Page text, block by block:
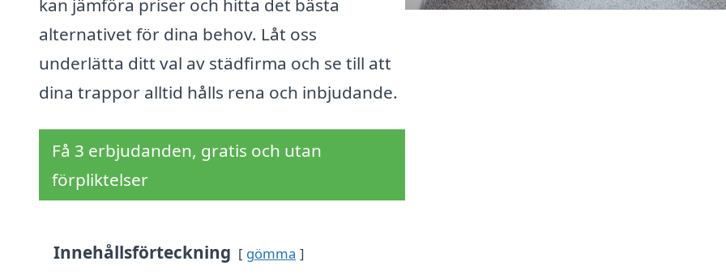
kan jämföra priser och hitta det bästa
alternativet för dina behov. Låt oss
underlätta ditt val av städfirma och se till att
dina trappor alltid hålls rena och inbjudande.
Få 3 erbjudanden, gratis och utan
förpliktelser
Innehållsförteckning gömma